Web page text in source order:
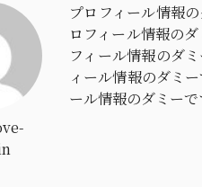
プロフィール情報
ロフィール情報の
フィール情報のダ
ィール情報のダミ
ール情報のダミーで